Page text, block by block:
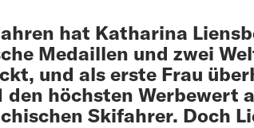
hat Katharina
Medaillen und zwei
und als erste Frau
den höchsten Werbewert
Skifahrer. Doch